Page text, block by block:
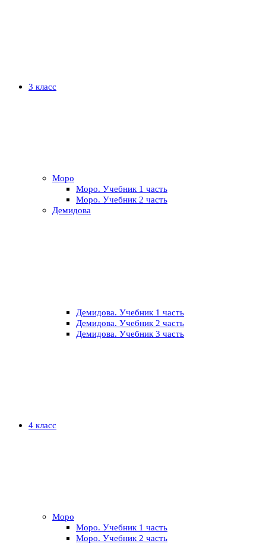
3 класс
Моро
Моро. Учебник 1 часть
Моро. Учебник 2 часть
Демидова
Демидова. Учебник 1 часть
Демидова. Учебник 2 часть
Демидова. Учебник 3 часть
4 класс
Моро
Моро. Учебник 1 часть
Моро. Учебник 2 часть